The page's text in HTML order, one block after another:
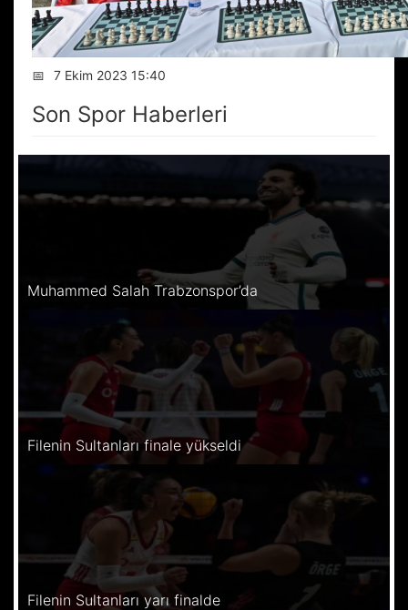
📅 7 Ekim 2023 15:40
Son Spor Haberleri
Muhammed Salah Trabzonspor’da
Filenin Sultanları finale yükseldi
Filenin Sultanları yarı finalde